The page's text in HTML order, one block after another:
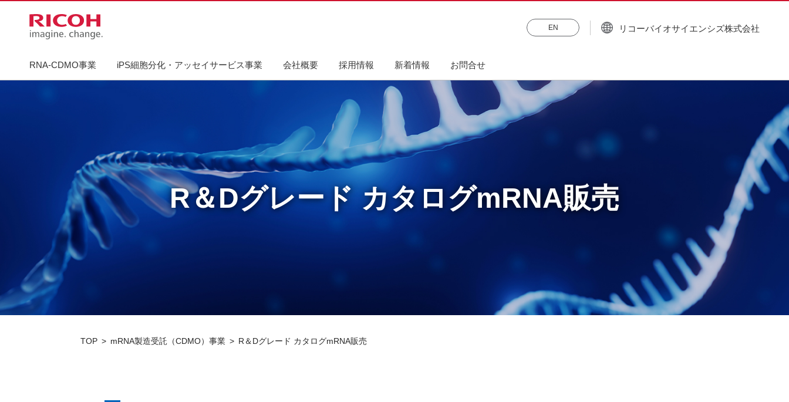
RNA-CDMO事業 iPS細胞分化・アッセイサービス事業 会社概要 採用情報 新着情報 お問合せ
EN リコーバイオサイエンシズ株式会社
R＆Dグレード カタログmRNA販売
TOP mRNA製造受託（CDMO）事業 R＆Dグレード カタログmRNA販売